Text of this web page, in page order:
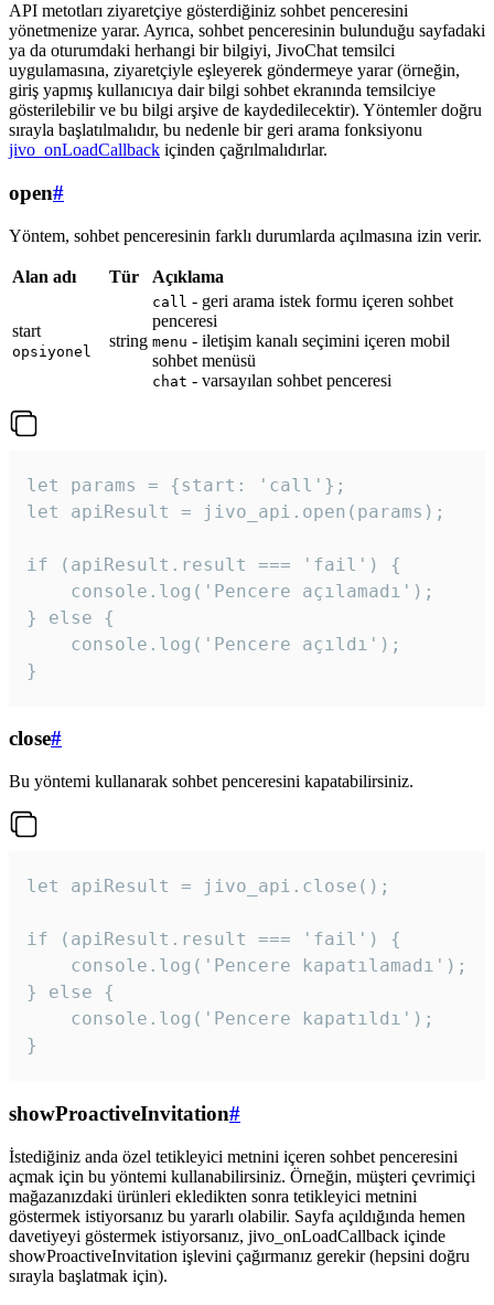
API metotları ziyaretçiye gösterdiğiniz sohbet penceresini
yönetmenize yarar. Ayrıca, sohbet penceresinin bulunduğu sayfadaki
ya da oturumdaki herhangi bir bilgiyi, JivoChat temsilci
uygulamasına, ziyaretçiyle eşleyerek göndermeye yarar (örneğin,
giriş yapmış kullanıcıya dair bilgi sohbet ekranında temsilciye
gösterilebilir ve bu bilgi arşive de kaydedilecektir). Yöntemler doğru
sırayla başlatılmalıdır, bu nedenle bir geri arama fonksiyonu
jivo_onLoadCallback içinden çağrılmalıdırlar.
open#
Yöntem, sohbet penceresinin farklı durumlarda açılmasına izin verir.
Alan adı Tür Açıklama
start
opsiyonel
string
call - geri arama istek formu içeren sohbet
penceresi
menu - iletişim kanalı seçimini içeren mobil
sohbet menüsü
chat - varsayılan sohbet penceresi
let params = {start: 'call'};
let apiResult = jivo_api.open(params);
if (apiResult.result === 'fail') {
    console.log('Pencere açılamadı');
} else {
    console.log('Pencere açıldı');
}
close#
Bu yöntemi kullanarak sohbet penceresini kapatabilirsiniz.
let apiResult = jivo_api.close();
if (apiResult.result === 'fail') {
    console.log('Pencere kapatılamadı');
} else {
    console.log('Pencere kapatıldı');
}
showProactiveInvitation#
İstediğiniz anda özel tetikleyici metnini içeren sohbet penceresini
açmak için bu yöntemi kullanabilirsiniz. Örneğin, müşteri çevrimiçi
mağazanızdaki ürünleri ekledikten sonra tetikleyici metnini
göstermek istiyorsanız bu yararlı olabilir. Sayfa açıldığında hemen
davetiyeyi göstermek istiyorsanız, jivo_onLoadCallback içinde
showProactiveInvitation işlevini çağırmanız gerekir (hepsini doğru
sırayla başlatmak için).